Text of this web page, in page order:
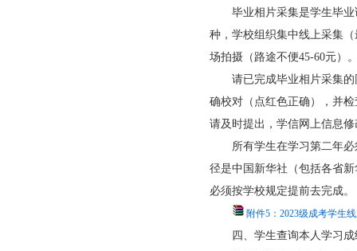
毕业相片采集是学生毕业
种，学校组织集中线上采集
场拍摄（路途不便45-60元）
请已完成毕业相片采集的
确校对（点红色正确），并
请及时提出，学信网上信息
所有学生在学习第二年必
径是中国新华社（包括各省
必须按学校规定提前去完成。
附件5：2023级成考学生
四、学生查询本人学习